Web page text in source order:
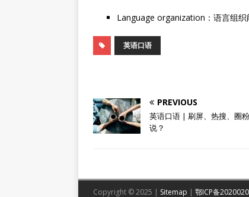
Language organization：语言组织
英语口语
PREVIOUS
英语口语 | 刷屏、热搜、圈
说？
Copyright © 2025 | Sitemap | 鄂ICP备